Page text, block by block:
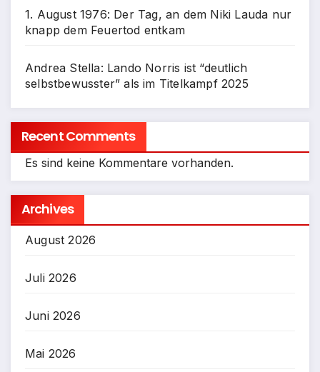
1. August 1976: Der Tag, an dem Niki Lauda nur
knapp dem Feuertod entkam
Andrea Stella: Lando Norris ist “deutlich
selbstbewusster” als im Titelkampf 2025
Recent Comments
Es sind keine Kommentare vorhanden.
Archives
August 2026
Juli 2026
Juni 2026
Mai 2026